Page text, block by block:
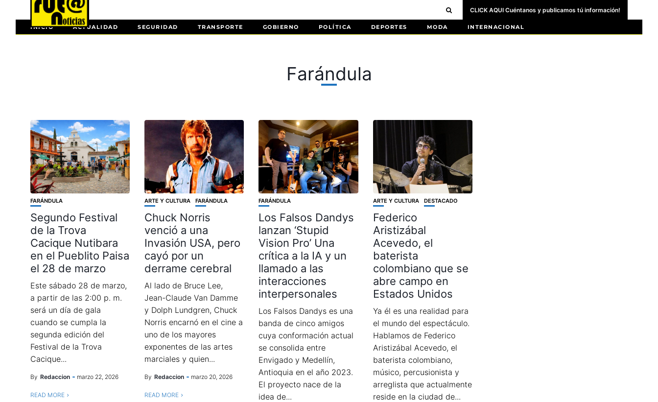
CLICK AQUI Cuéntanos y publicamos tú información!
INICIO ACTUALIDAD SEGURIDAD TRANSPORTE GOBIERNO POLÍTICA DEPORTES MODA INTERNACIONAL
Farándula
FARÁNDULA
Segundo Festival
de la Trova
Cacique Nutibara
en el Pueblito Paisa
el 28 de marzo
Este sábado 28 de marzo,
a partir de las 2:00 p. m.
será un día de gala
cuando se cumpla la
segunda edición del
Festival de la Trova
Cacique...
By Redaccion marzo 22, 2026
READ MORE
ARTE Y CULTURA FARÁNDULA
Chuck Norris
venció a una
Invasión USA, pero
cayó por un
derrame cerebral
Al lado de Bruce Lee,
Jean-Claude Van Damme
y Dolph Lundgren, Chuck
Norris encarnó en el cine a
uno de los mayores
exponentes de las artes
marciales y quien...
By Redaccion marzo 20, 2026
READ MORE
FARÁNDULA
Los Falsos Dandys
lanzan ‘Stupid
Vision Pro’ Una
crítica a la IA y un
llamado a las
interacciones
interpersonales
Los Falsos Dandys es una
banda de cinco amigos
cuya conformación actual
se consolida entre
Envigado y Medellín,
Antioquia en el año 2023.
El proyecto nace de la
idea de...
ARTE Y CULTURA DESTACADO
Federico
Aristizábal
Acevedo, el
baterista
colombiano que se
abre campo en
Estados Unidos
Ya él es una realidad para
el mundo del espectáculo.
Hablamos de Federico
Aristizábal Acevedo, el
baterista colombiano,
músico, percusionista y
arreglista que actualmente
reside en la ciudad de...